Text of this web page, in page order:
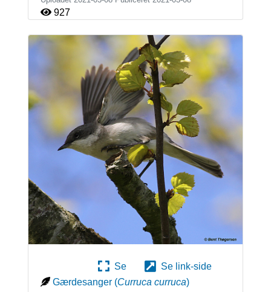
927
Se
Se link-side
Gærdesanger (Curruca curruca)